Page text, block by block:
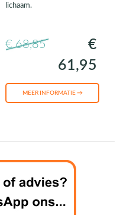
lichaam.
€ 68,85
€
61,95
MEER INFORMATIE →